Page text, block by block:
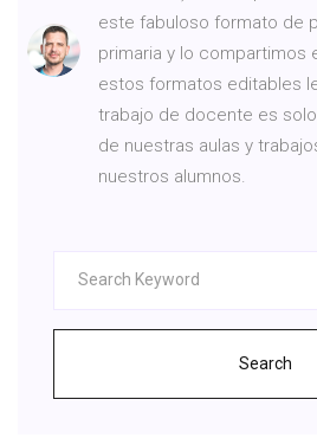
este fabuloso formato de
primaria y lo compartimos
estos formatos editables
trabajo de docente es
de nuestras aulas y
nuestros alumnos.
Search